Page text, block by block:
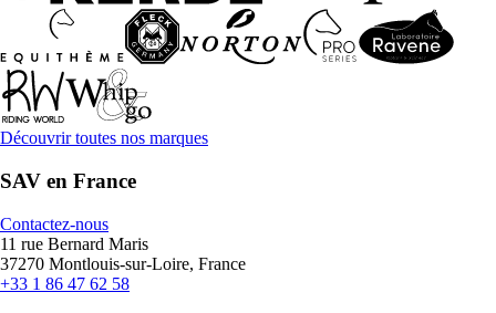
Découvrir toutes nos marques
SAV en France
Contactez-nous
11 rue Bernard Maris
37270 Montlouis-sur-Loire, France
+33 1 86 47 62 58